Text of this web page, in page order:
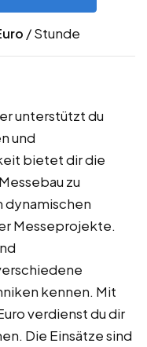
/ Stunde
unterstützt du
und
bietet dir die
zu
dynamischen
Messeprojekte.
kennen. Mit
verdienst du dir
Die Einsätze sind